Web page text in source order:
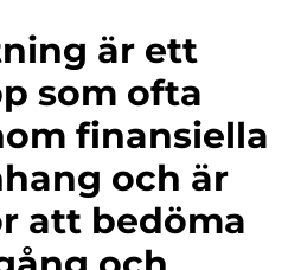
som ofta
finansiella
och är
att bedöma